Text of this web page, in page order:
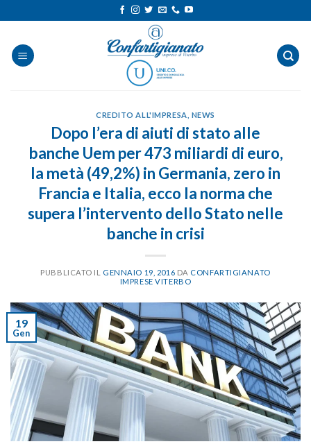
ai
contenuti
CREDITO ALL'IMPRESA NEWS
Dopo l’era di aiuti di stato alle
banche Uem per 473 miliardi di euro,
la metà (49,2%) in Germania, zero in
Francia e Italia, ecco la norma che
supera l’intervento dello Stato nelle
banche in crisi
PUBBLICATO IL GENNAIO 19, 2016 DA CONFARTIGIANATO
IMPRESE VITERBO
19
Gen